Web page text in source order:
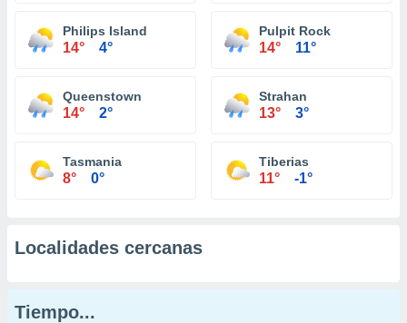
Philips Island
14° 4°
Pulpit Rock
14° 11°
Queenstown
14° 2°
Strahan
13° 3°
Tasmania
8° 0°
Tiberias
11° -1°
Localidades cercanas
Tiempo...